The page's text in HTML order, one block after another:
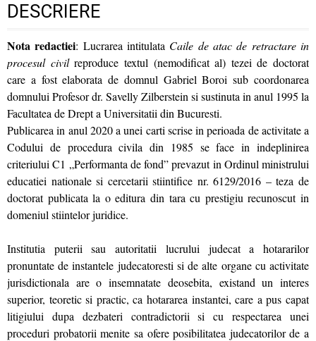
DESCRIERE
Nota redactiei: Lucrarea intitulata Caile de atac de retractare in
procesul civilreproduce textul (nemodificat al) tezei de doctorat
care a fost elaborata de domnul Gabriel Boroi sub coordonarea
domnului Profesor dr. Savelly Zilberstein si sustinuta in anul 1995 la
Facultatea de Drept a Universitatii din Bucuresti.
Publicarea in anul 2020 a unei carti scrise in perioada de activitate a
Codului de procedura civila din 1985 se face in indeplinirea
criteriului C1 „Performanta de fond” prevazut in Ordinul ministrului
educatiei nationale si cercetarii stiintifice nr. 6129/2016 – teza de
doctorat publicata la o editura din tara cu prestigiu recunoscut in
domeniul stiintelor juridice.
Institutia puterii sau autoritatii lucrului judecat a hotararilor
pronuntate de instantele judecatoresti si de alte organe cu activitate
jurisdictionala are o insemnatate deosebita, existand un interes
superior, teoretic si practic, ca hotararea instantei, care a pus capat
litigiului dupa dezbateri contradictorii si cu respectarea unei
proceduri probatorii menite sa ofere posibilitatea judecatorilor de a